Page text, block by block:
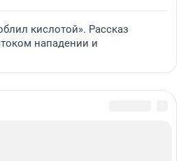
кислотой». Рассказ
нападении и